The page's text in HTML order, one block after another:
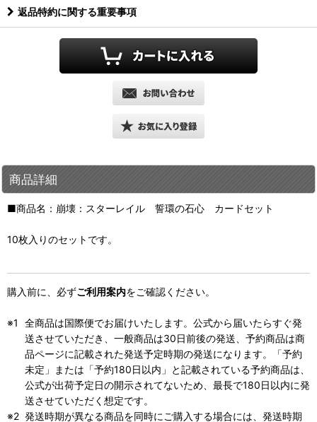
返品特約に関する重要事項
商品詳細
■商品名：崩壊：スターレイル 誓環の石心 カードセット
10枚入りのセットです。
購入前に、必ずご利用案内をご確認ください。
全商品は国際便でお届けいたします。公式から届いたらすぐ発
送させていただき、一般商品は30日前後の発送、予約商品は商
品ページに記載された発送予定時期の発送になります。「予約
未定」または「予約180日以内」と記載されている予約商品は、
公式が出荷予定日の開示されてないため、最長で180日以内に発
送させていただく想定です。
発送時期が異なる商品を同時にご購入する場合には、発送時期